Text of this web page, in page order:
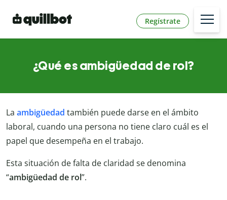
Regístrate
¿Qué es ambigüedad de rol?
La ambigüedad también puede darse en el ámbito
laboral, cuando una persona no tiene claro cuál es el
papel que desempeña en el trabajo.
Esta situación de falta de claridad se denomina
“ambigüedad de rol”.